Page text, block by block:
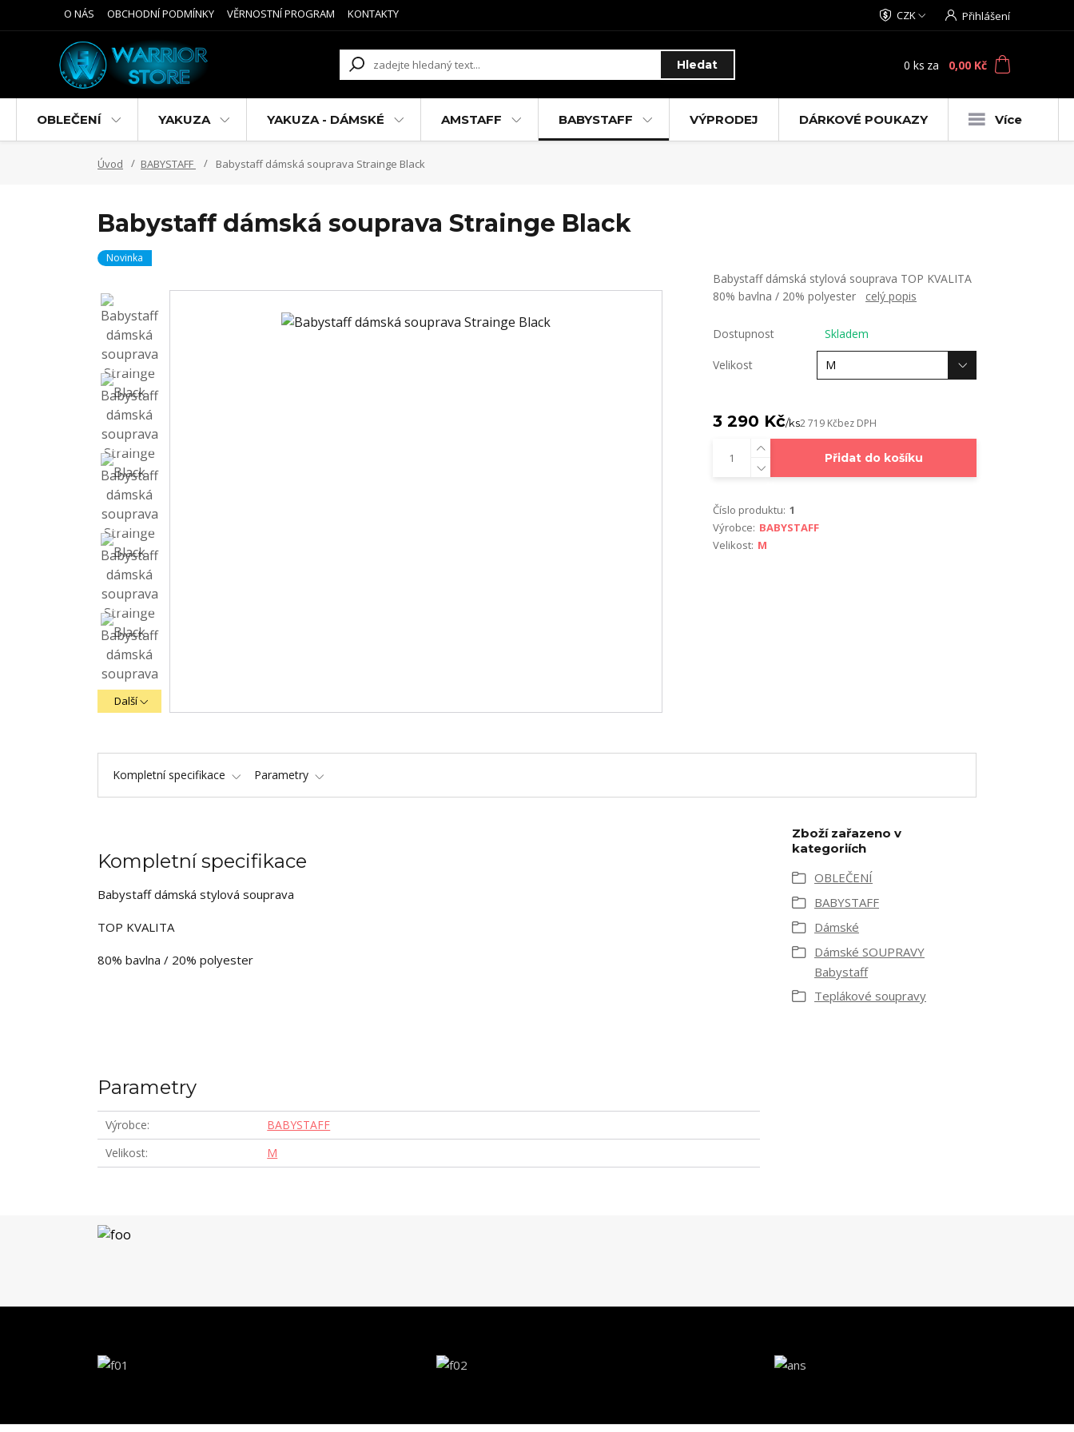
O NÁS OBCHODNÍ PODMÍNKY VĚRNOSTNÍ PROGRAM KONTAKTY CZK Přihlášení
Hledat 0 ks za 0,00 Kč
OBLEČENÍ YAKUZA YAKUZA - DÁMSKÉ AMSTAFF BABYSTAFF VÝPRODEJ DÁRKOVÉ POUKAZY Více
Úvod BABYSTAFF Babystaff dámská souprava Strainge Black
Babystaff dámská souprava Strainge Black
Novinka
Další
Babystaff dámská stylová souprava TOP KVALITA
80% bavlna / 20% polyester celý popis
Dostupnost Skladem
Velikost
3 290 Kč/ks2 719 Kčbez DPH
Přidat do košíku
Číslo produktu: 1
Výrobce: BABYSTAFF
Velikost: M
Kompletní specifikace Parametry
Kompletní specifikace
Babystaff dámská stylová souprava
TOP KVALITA
80% bavlna / 20% polyester
Parametry
Výrobce
BABYSTAFF
Velikost
M
Zboží zařazeno v
kategoriích
OBLEČENÍ
BABYSTAFF
Dámské
Dámské SOUPRAVY
Babystaff
Teplákové soupravy